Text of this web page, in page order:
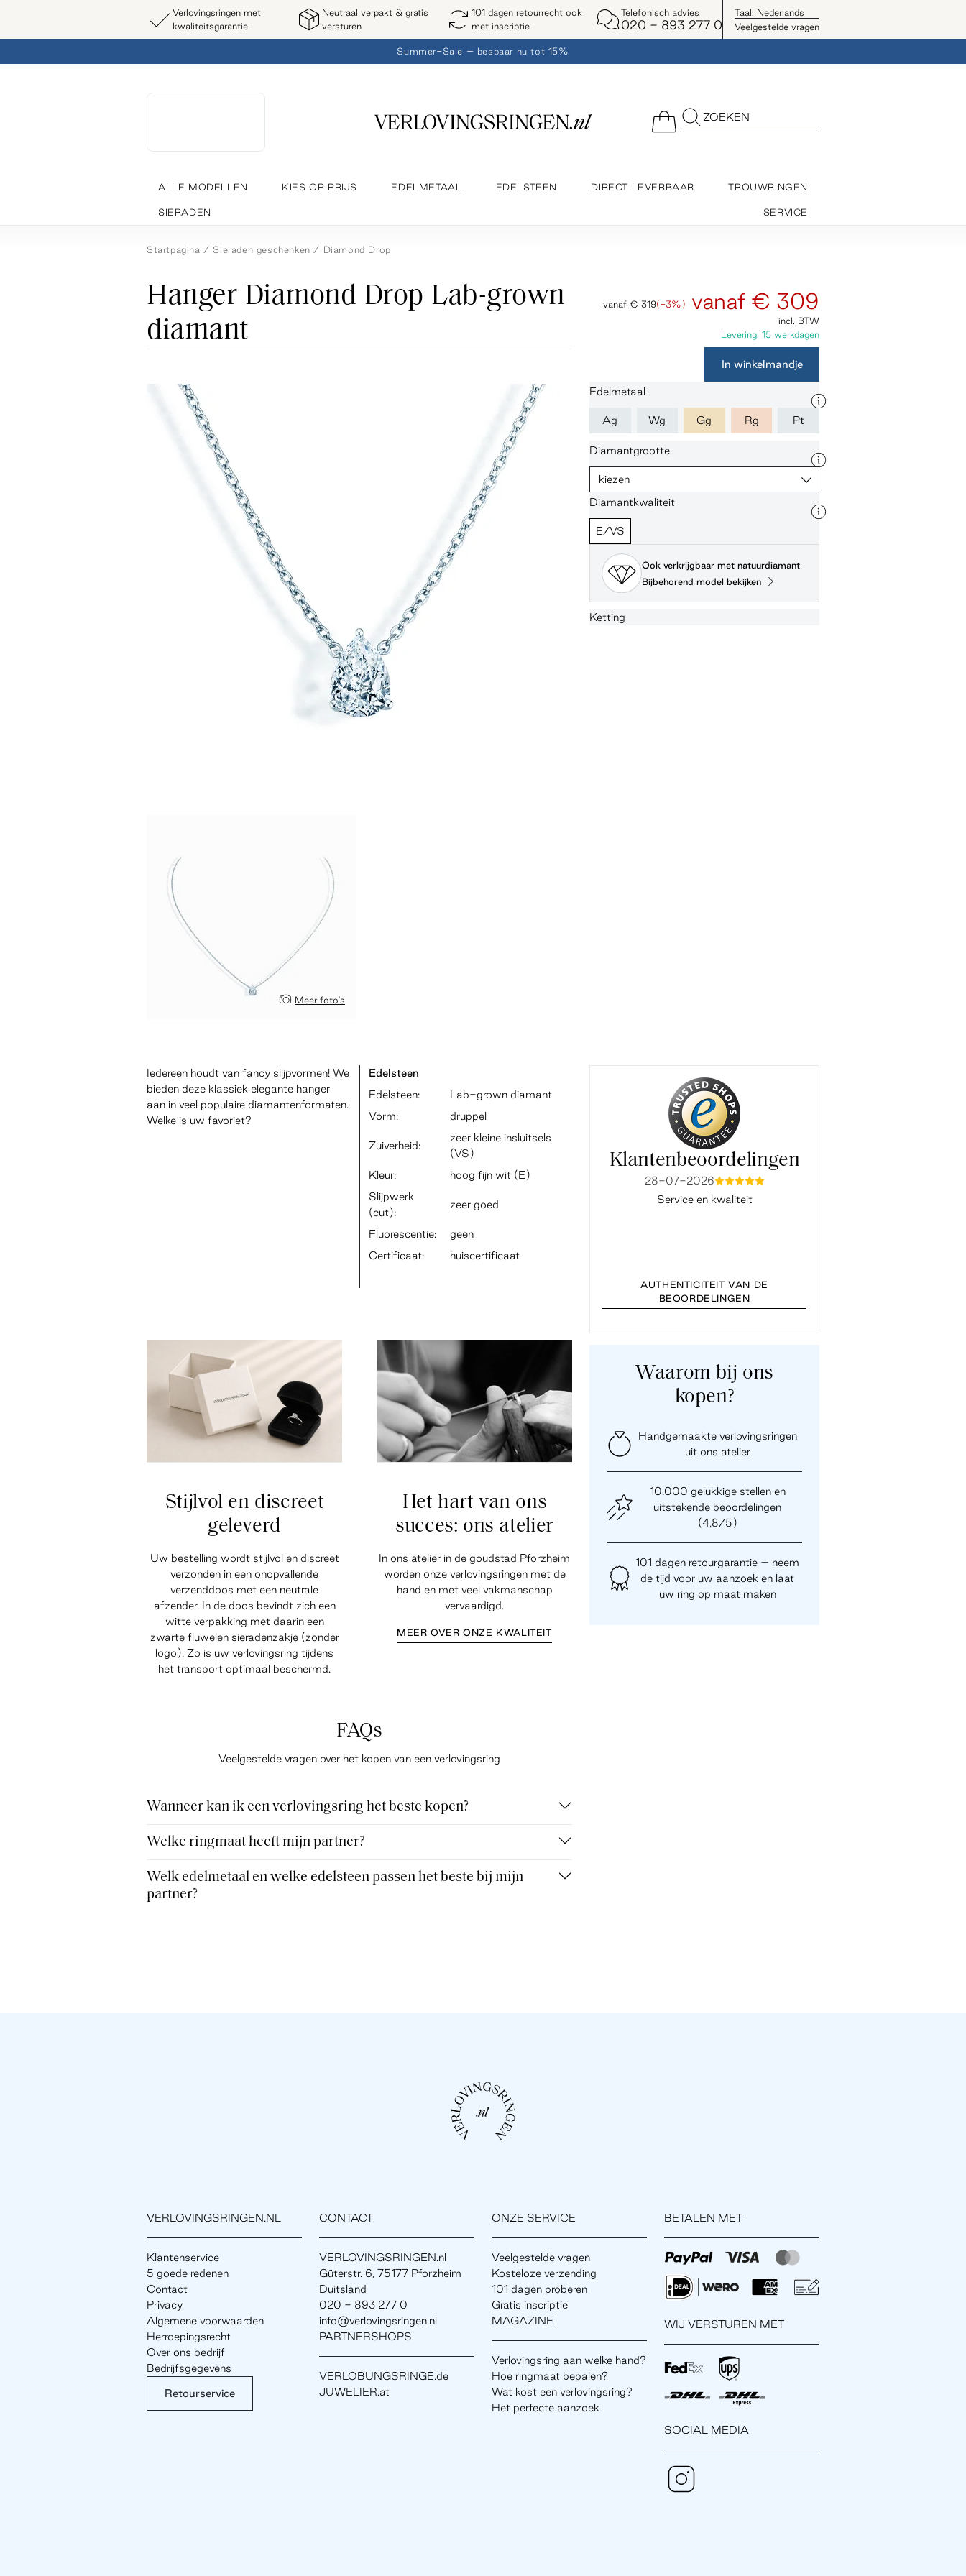
Verlovingsringen met
kwaliteitsgarantie
Neutraal verpakt & gratis
versturen
101 dagen retourrecht ook
met inscriptie
Telefonisch advies
020 - 893 277 0
Taal: Nederlands
Veelgestelde vragen
Summer-Sale – bespaar nu tot 15%
ZOEKEN
ALLE MODELLEN KIES OP PRIJS EDELMETAAL EDELSTEEN DIRECT LEVERBAAR TROUWRINGEN
SIERADEN SERVICE
Startpagina Sieraden geschenken Diamond Drop
Hanger Diamond Drop Lab-grown
diamant
Meer foto's
vanaf€ 319(-3%) vanaf € 309
incl. BTW
Levering: 15 werkdagen
In winkelmandje
Edelmetaal
Ag Wg Gg Rg Pt
Diamantgrootte
kiezen
Diamantkwaliteit
E/VS
Ook verkrijgbaar met natuurdiamant
Bijbehorend model bekijken
Ketting
Iedereen houdt van fancy slijpvormen! We
bieden deze klassiek elegante hanger
aan in veel populaire diamantenformaten.
Welke is uw favoriet?
Edelsteen
Edelsteen:
Lab-grown diamant
Vorm:
druppel
Zuiverheid:
zeer kleine insluitsels
(VS)
Kleur:
hoog fijn wit (E)
Slijpwerk
(cut):
zeer goed
Fluorescentie:
geen
Certificaat:
huiscertificaat
Stijlvol en discreet
geleverd
Uw bestelling wordt stijlvol en discreet
verzonden in een onopvallende
verzenddoos met een neutrale
afzender. In de doos bevindt zich een
witte verpakking met daarin een
zwarte fluwelen sieradenzakje (zonder
logo). Zo is uw verlovingsring tijdens
het transport optimaal beschermd.
Het hart van ons
succes: ons atelier
In ons atelier in de goudstad Pforzheim
worden onze verlovingsringen met de
hand en met veel vakmanschap
vervaardigd.
MEER OVER ONZE KWALITEIT
FAQs
Veelgestelde vragen over het kopen van een verlovingsring
Wanneer kan ik een verlovingsring het beste kopen?
Welke ringmaat heeft mijn partner?
Welk edelmetaal en welke edelsteen passen het beste bij mijn
partner?
Klantenbeoordelingen
28-07-2026mmmmm
Service en kwaliteit
AUTHENTICITEIT VAN DE
BEOORDELINGEN
Waarom bij ons
kopen?
Handgemaakte verlovingsringen
uit ons atelier
10.000 gelukkige stellen en
uitstekende beoordelingen
(4,8/5)
101 dagen retourgarantie – neem
de tijd voor uw aanzoek en laat
uw ring op maat maken
VERLOVINGSRINGEN.NL
Klantenservice
5 goede redenen
Contact
Privacy
Algemene voorwaarden
Herroepingsrecht
Over ons bedrijf
Bedrijfsgegevens
Retourservice
CONTACT
VERLOVINGSRINGEN.nl
Güterstr. 6, 75177 Pforzheim
Duitsland
020 - 893 277 0
info@verlovingsringen.nl
PARTNERSHOPS
VERLOBUNGSRINGE.de
JUWELIER.at
ONZE SERVICE
Veelgestelde vragen
Kosteloze verzending
101 dagen proberen
Gratis inscriptie
MAGAZINE
Verlovingsring aan welke hand?
Hoe ringmaat bepalen?
Wat kost een verlovingsring?
Het perfecte aanzoek
BETALEN MET
WIJ VERSTUREN MET
SOCIAL MEDIA